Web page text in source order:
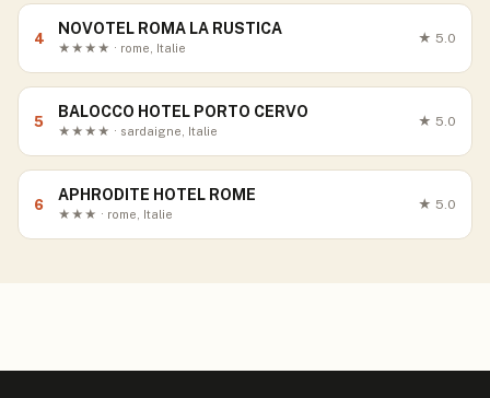
4
NOVOTEL ROMA LA RUSTICA
★★★★ · rome, Italie
★ 5.0
5
BALOCCO HOTEL PORTO CERVO
★★★★ · sardaigne, Italie
★ 5.0
6
APHRODITE HOTEL ROME
★★★ · rome, Italie
★ 5.0